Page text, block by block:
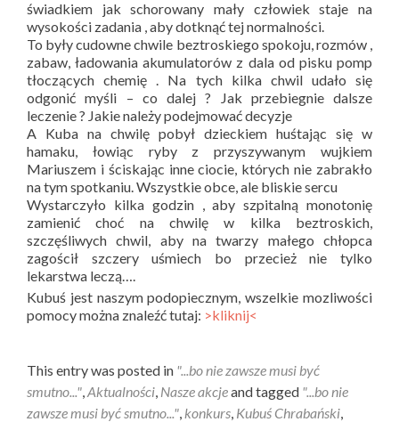
świadkiem jak schorowany mały człowiek staje na
wysokości zadania , aby dotknąć tej normalności.
To były cudowne chwile beztroskiego spokoju, rozmów ,
zabaw, ładowania akumulatorów z dala od pisku pomp
tłoczących chemię . Na tych kilka chwil udało się
odgonić myśli – co dalej ? Jak przebiegnie dalsze
leczenie ? Jakie należy podejmować decyzje
A Kuba na chwilę pobył dzieckiem huśtając się w
hamaku, łowiąc ryby z przyszywanym wujkiem
Mariuszem i ściskając inne ciocie, których nie zabrakło
na tym spotkaniu. Wszystkie obce, ale bliskie sercu
Wystarczyło kilka godzin , aby szpitalną monotonię
zamienić choć na chwilę w kilka beztroskich,
szczęśliwych chwil, aby na twarzy małego chłopca
zagościł szczery uśmiech bo przecież nie tylko
lekarstwa leczą….
Kubuś jest naszym podopiecznym, wszelkie mozliwości
pomocy można znaleźć tutaj: >kliknij<
This entry was posted in "...bo nie zawsze musi być
smutno...",Aktualności, Nasze akcjeand tagged "...bo nie
zawsze musi być smutno...", konkurs, Kubuś Chrabański,